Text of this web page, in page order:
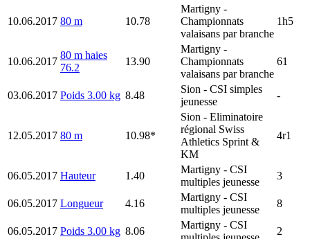
10.06.2017 80 m 10.78
Martigny -
Championnats
valaisans par branche
1h5
10.06.2017
80 m haies
76.2
13.90
Martigny -
Championnats
valaisans par branche
61
03.06.2017 Poids 3.00 kg 8.48
Sion - CSI simples
jeunesse
-
12.05.2017 80 m 10.98*
Sion - Eliminatoire
régional Swiss
Athletics Sprint &
KM
4r1
06.05.2017 Hauteur 1.40
Martigny - CSI
multiples jeunesse
3
06.05.2017 Longueur 4.16
Martigny - CSI
multiples jeunesse
8
06.05.2017 Poids 3.00 kg 8.06
Martigny - CSI
2